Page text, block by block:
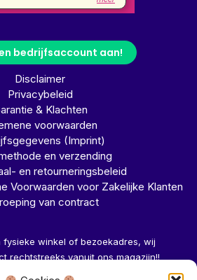
bedrijfsaccount aan!
Disclaimer
Privacybeleid
& Klachten
voorwaarden
(Imprint)
en verzending
en retourneringsbeleid
Voorwaarden voor Zakelijke Klanten
van contract
fysieke winkel of bezoekadres, wij
rechtstreeks vanuit ons magazijn!!